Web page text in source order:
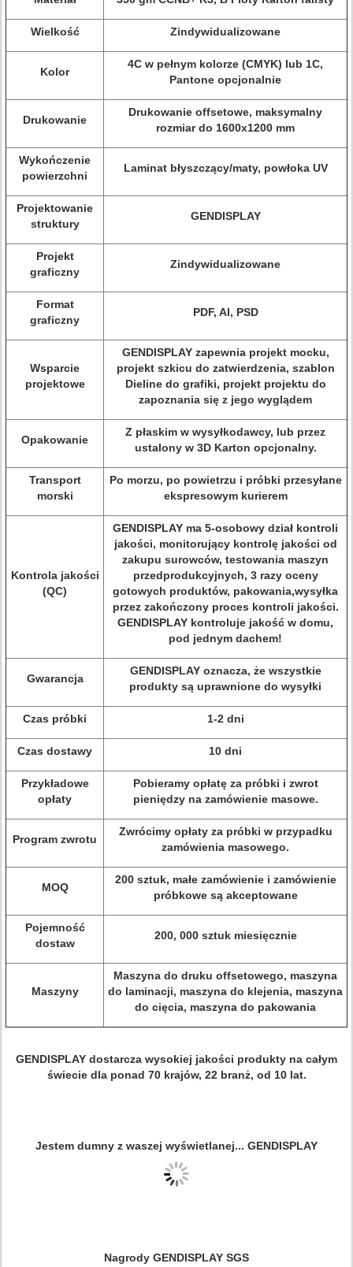
Wielkość Zindywidualizowane
Kolor
4C w pełnym kolorze (CMYK) lub 1C,
Pantone opcjonalnie
Drukowanie
Drukowanie offsetowe, maksymalny
rozmiar do 1600x1200 mm
Wykończenie
powierzchni
Laminat błyszczący/maty, powłoka UV
Projektowanie
struktury
GENDISPLAY
Projekt
graficzny
Zindywidualizowane
Format
graficzny
PDF, AI, PSD
Wsparcie
projektowe
GENDISPLAY zapewnia projekt mocku,
projekt szkicu do zatwierdzenia, szablon
Dieline do grafiki, projekt projektu do
zapoznania się z jego wyglądem
Opakowanie
Z płaskim w wysyłkodawcy, lub przez
ustalony w 3D Karton opcjonalny.
Transport
morski
Po morzu, po powietrzu i próbki przesyłane
ekspresowym kurierem
Kontrola jakości
(QC)
GENDISPLAY ma 5-osobowy dział kontroli
jakości, monitorujący kontrolę jakości od
zakupu surowców, testowania maszyn
przedprodukcyjnych, 3 razy oceny
gotowych produktów, pakowania,wysyłka
przez zakończony proces kontroli jakości.
GENDISPLAY kontroluje jakość w domu,
pod jednym dachem!
Gwarancja
GENDISPLAY oznacza, że wszystkie
produkty są uprawnione do wysyłki
Czas próbki 1-2 dni
Czas dostawy 10 dni
Przykładowe
opłaty
Pobieramy opłatę za próbki i zwrot
pieniędzy na zamówienie masowe.
Program zwrotu
Zwrócimy opłaty za próbki w przypadku
zamówienia masowego.
MOQ
200 sztuk, małe zamówienie i zamówienie
próbkowe są akceptowane
Pojemność
dostaw
200, 000 sztuk miesięcznie
Maszyny
Maszyna do druku offsetowego, maszyna
do laminacji, maszyna do klejenia, maszyna
do cięcia, maszyna do pakowania
GENDISPLAY dostarcza wysokiej jakości produkty na całym
świecie dla ponad 70 krajów, 22 branż, od 10 lat.
Jestem dumny z waszej wyświetlanej... GENDISPLAY
Nagrody GENDISPLAY SGS